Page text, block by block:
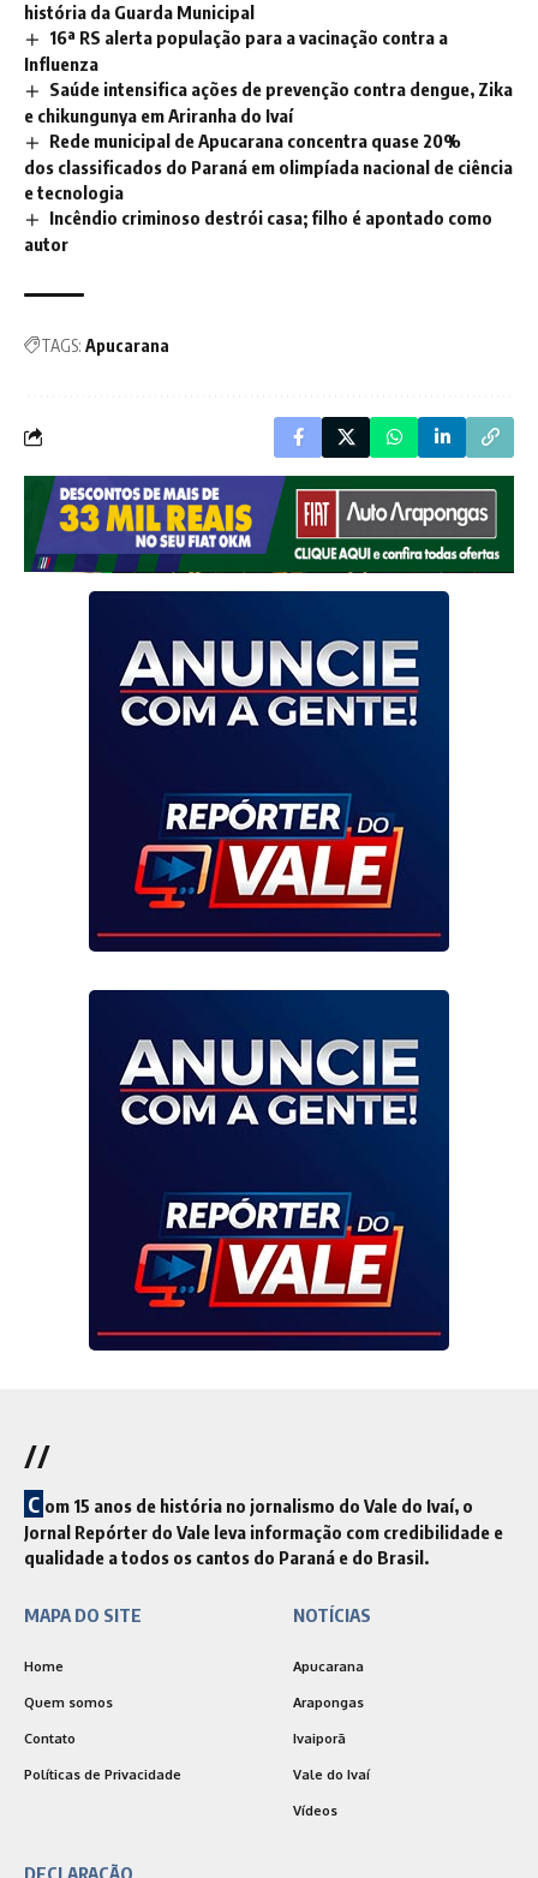
história da Guarda Municipal
16ª RS alerta população para a vacinação contra a
Influenza
Saúde intensifica ações de prevenção contra dengue, Zika
e chikungunya em Ariranha do Ivaí
Rede municipal de Apucarana concentra quase 20%
dos classificados do Paraná em olimpíada nacional de ciência
e tecnologia
Incêndio criminoso destrói casa; filho é apontado como
autor
TAGS: Apucarana
//
C om 15 anos de história no jornalismo do Vale do Ivaí, o
Jornal Repórter do Vale leva informação com credibilidade e
qualidade a todos os cantos do Paraná e do Brasil.
MAPA DO SITE
Home
Quem somos
Contato
Políticas de Privacidade
NOTÍCIAS
Apucarana
Arapongas
Ivaiporã
Vale do Ivaí
Vídeos
DECLARAÇÃO